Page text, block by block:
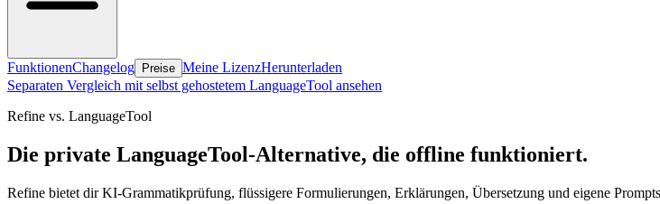
FunktionenChangelog Preise Meine LizenzHerunterladen
Separaten Vergleich mit selbst gehostetem LanguageTool ansehen
Refine vs. LanguageTool
Die private LanguageTool-Alternative, die offline funktioniert.
Refine bietet dir KI-Grammatikprüfung, flüssigere Formulierungen, Erklärungen, Übersetzung und eigene